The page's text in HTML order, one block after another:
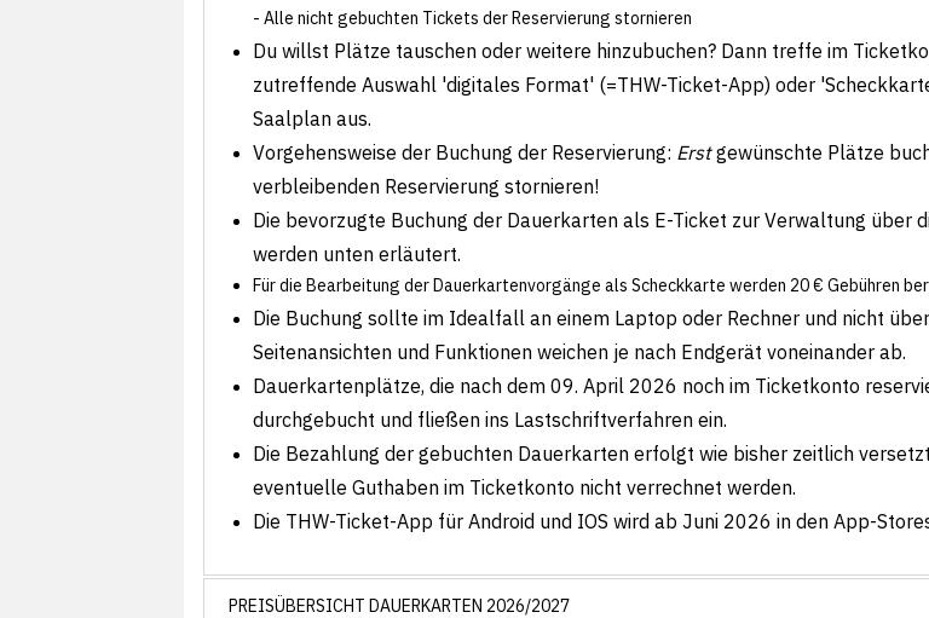
- Alle nicht gebuchten Tickets der Reservierung stornieren
Du willst Plätze tauschen oder weitere hinzubuchen? Dann treffe im
zutreffende Auswahl 'digitales Format' (=THW-Ticket-App) oder
Saalplan aus.
Vorgehensweise der Buchung der Reservierung: Erstgewünschte Plätze
verbleibenden Reservierung stornieren!
Die bevorzugte Buchung der Dauerkarten als E-Ticket zur Verwaltung über
werden unten erläutert.
Für die Bearbeitung der Dauerkartenvorgänge als Scheckkarte werden 20 € Gebühren
Die Buchung sollte im Idealfall an einem Laptop oder Rechner und nicht
Seitenansichten und Funktionen weichen je nach Endgerät voneinander ab.
Dauerkartenplätze, die nach dem 09. April 2026 noch im Ticketkonto
durchgebucht und fließen ins Lastschriftverfahren ein.
Die Bezahlung der gebuchten Dauerkarten erfolgt wie bisher zeitlich
eventuelle Guthaben im Ticketkonto nicht verrechnet werden.
Die THW-Ticket-App für Android und IOS wird ab Juni 2026 in den App-
PREISÜBERSICHT DAUERKARTEN 2026/2027